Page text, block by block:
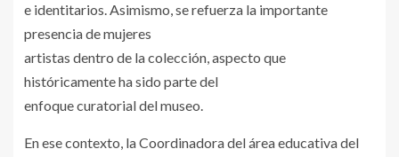
e identitarios. Asimismo, se refuerza la importante
presencia de mujeres
artistas dentro de la colección, aspecto que
históricamente ha sido parte del
enfoque curatorial del museo.
En ese contexto, la Coordinadora del área educativa del